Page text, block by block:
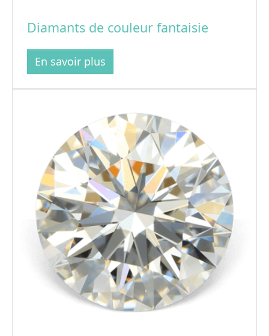
Diamants de couleur fantaisie
En savoir plus